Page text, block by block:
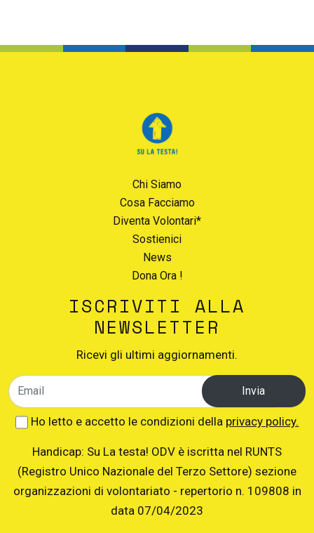
Chi Siamo
Cosa Facciamo
Diventa Volontari*
Sostienici
News
Dona Ora !
ISCRIVITI ALLA
NEWSLETTER
Ricevi gli ultimi aggiornamenti.
Invia
Ho letto e accetto le condizioni della privacy policy.
Handicap: Su La testa! ODV è iscritta nel RUNTS
(Registro Unico Nazionale del Terzo Settore) sezione
organizzazioni di volontariato - repertorio n. 109808 in
data 07/04/2023